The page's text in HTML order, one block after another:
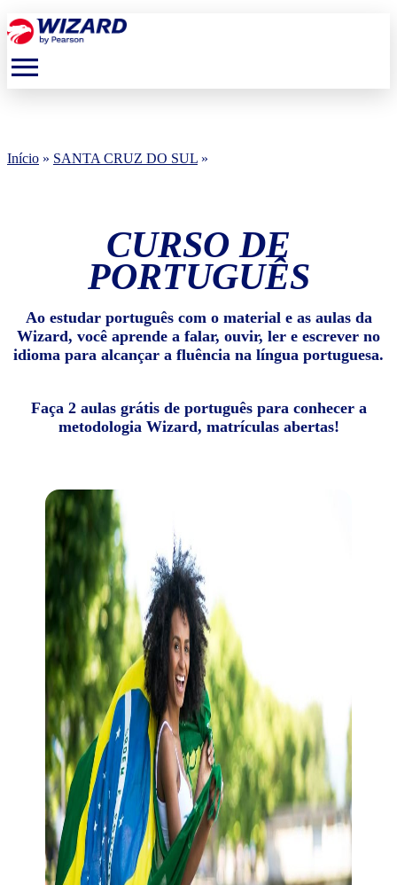
menu
Início » SANTA CRUZ DO SUL »
CURSO DE
PORTUGUÊS
Ao estudar português com o material e as aulas da
Wizard, você aprende a falar, ouvir, ler e escrever no
idioma para alcançar a fluência na língua portuguesa.
Faça 2 aulas grátis de português para conhecer a
metodologia Wizard, matrículas abertas!